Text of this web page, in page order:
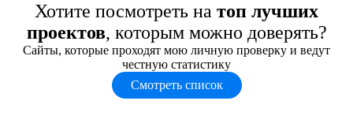
Хотите посмотреть на топ лучших
проектов, которым можно доверять?
Сайты, которые проходят мою личную проверку и ведут
честную статистику
Смотреть список